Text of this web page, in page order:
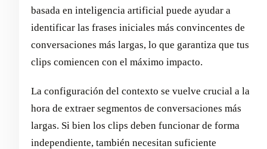
basada en inteligencia artificial puede ayudar a
identificar las frases iniciales más convincentes de
conversaciones más largas, lo que garantiza que tus
clips comiencen con el máximo impacto.
La configuración del contexto se vuelve crucial a la
hora de extraer segmentos de conversaciones más
largas. Si bien los clips deben funcionar de forma
independiente, también necesitan suficiente